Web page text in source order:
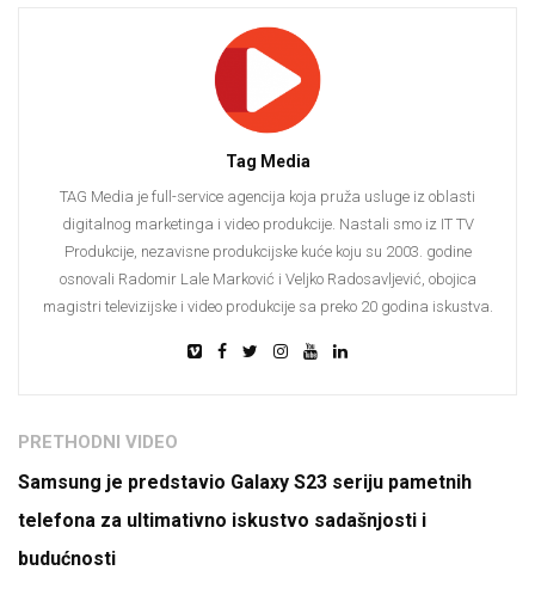
Tag Media
TAG Media je full-service agencija koja pruža usluge iz oblasti
digitalnog marketinga i video produkcije. Nastali smo iz IT TV
Produkcije, nezavisne produkcijske kuće koju su 2003. godine
osnovali Radomir Lale Marković i Veljko Radosavljević, obojica
magistri televizijske i video produkcije sa preko 20 godina iskustva.
PRETHODNI VIDEO
Samsung je predstavio Galaxy S23 seriju pametnih
telefona za ultimativno iskustvo sadašnjosti i
budućnosti